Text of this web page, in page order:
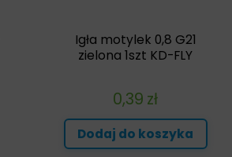
Igła motylek 0,8 G21
zielona 1szt KD-FLY
0,39 zł
Dodaj do koszyka